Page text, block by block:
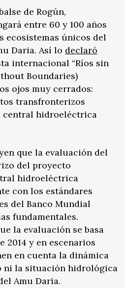
de Rogún,
entre 60 y 100 años
ecosistemas únicos del
Daria. Así lo declaró
internacional “Ríos sin
Boundaries)
ojos muy cerrados:
transfronterizos
central hidroeléctrica
que la evaluación del
del proyecto
hidroeléctrica
con los estándares
del Banco Mundial
fundamentales.
la evaluación se basa
2014 y en escenarios
en cuenta la dinámica
ni la situación hidrológica
Amu Daria.